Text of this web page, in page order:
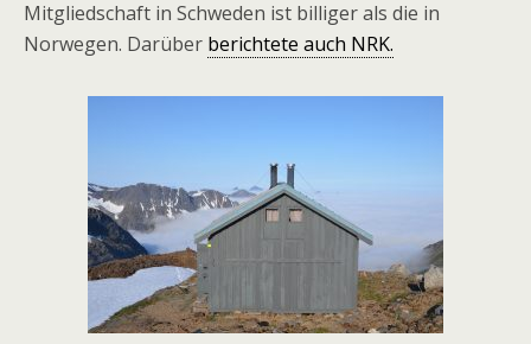
Mitgliedschaft in Schweden ist billiger als die in
Norwegen. Darüber berichtete auch NRK.